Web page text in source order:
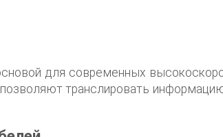
для современных
транслировать